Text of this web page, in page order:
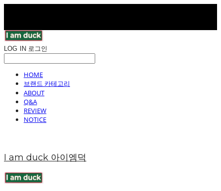
LOG IN 로그인
HOME
브랜드 카테고리
ABOUT
Q&A
REVIEW
NOTICE
I am duck 아이엠덕